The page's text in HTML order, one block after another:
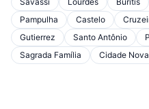
Pampulha
Castelo
Gutierrez
Santo Antônio
Sagrada Família
Cidade Nova